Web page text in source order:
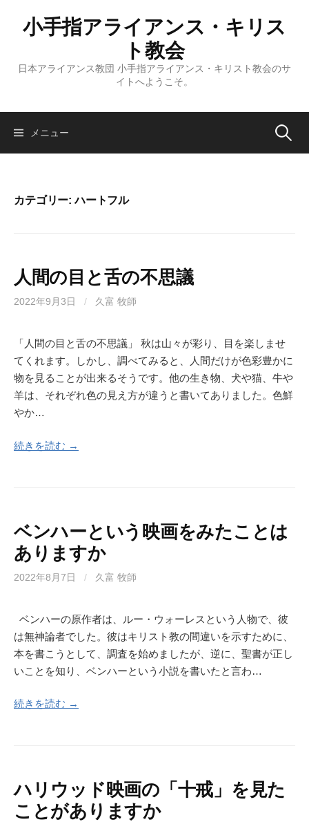
ス
小手指アライアンス・キリス
ト教会
日本アライアンス教団 小手指アライアンス・キリスト教会のサ
イトへようこそ。
メニュー 検
カテゴリー:ハートフル
人間の目と舌の不思議
2022年9月3日 / 久富 牧師
「人間の目と舌の不思議」 秋は山々が彩り、目を楽しませ
てくれます。しかし、調べてみると、人間だけが色彩豊かに
物を見ることが出来るそうです。他の生き物、犬や猫、牛や
羊は、それぞれ色の見え方が違うと書いてありました。色鮮
やか…
続きを読む →
ベンハーという映画をみたことは
ありますか
2022年8月7日 / 久富 牧師
ベンハーの原作者は、ルー・ウォーレスという人物で、彼
は無神論者でした。彼はキリスト教の間違いを示すために、
本を書こうとして、調査を始めましたが、逆に、聖書が正し
いことを知り、ベンハーという小説を書いたと言わ…
続きを読む →
ハリウッド映画の「十戒」を見た
ことがありますか